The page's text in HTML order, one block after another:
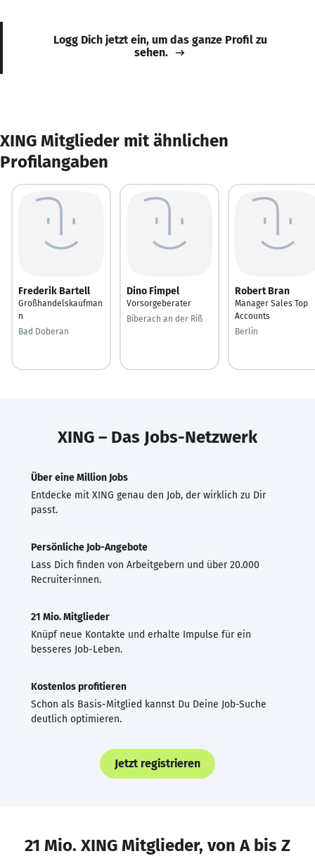
Logg Dich jetzt ein, um das ganze Profil zu
sehen.
XING Mitglieder mit ähnlichen
Profilangaben
Frederik Bartell
Großhandelskaufman
n
Bad Doberan
Dino Fimpel
Vorsorgeberater
Biberach an der Riß
Robert Bran
Manager Sales Top
Accounts
Berlin
XING – Das Jobs-Netzwerk
Über eine Million Jobs
Entdecke mit XING genau den Job, der wirklich zu Dir
passt.
Persönliche Job-Angebote
Lass Dich finden von Arbeitgebern und über 20.000
Recruiter·innen.
21 Mio. Mitglieder
Knüpf neue Kontakte und erhalte Impulse für ein
besseres Job-Leben.
Kostenlos profitieren
Schon als Basis-Mitglied kannst Du Deine Job-Suche
deutlich optimieren.
Jetzt registrieren
21 Mio. XING Mitglieder, von A bis Z